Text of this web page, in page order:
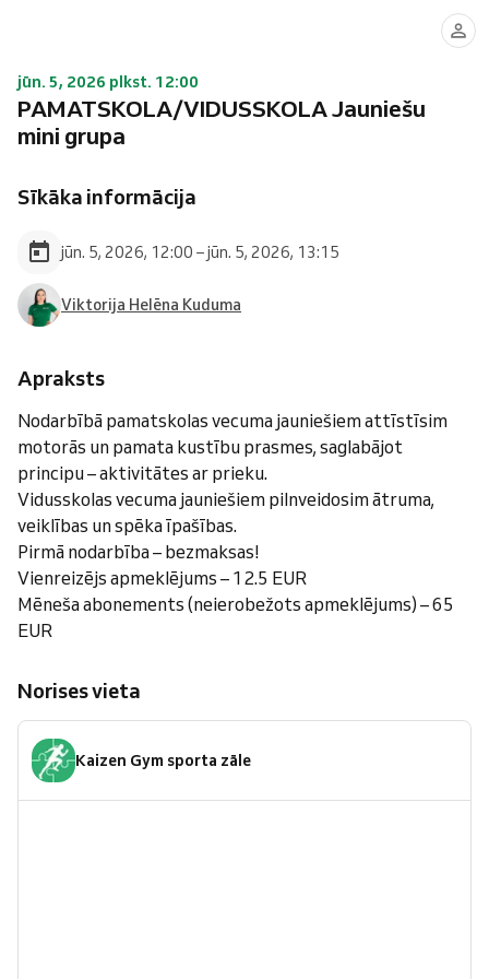
jūn. 5, 2026 plkst. 12:00
PAMATSKOLA/VIDUSSKOLA Jauniešu
mini grupa
Sīkāka informācija
jūn. 5, 2026, 12:00 – jūn. 5, 2026, 13:15
Viktorija Helēna Kuduma
Apraksts
Nodarbībā pamatskolas vecuma jauniešiem attīstīsim
motorās un pamata kustību prasmes, saglabājot
principu – aktivitātes ar prieku.
Vidusskolas vecuma jauniešiem pilnveidosim ātruma,
veiklības un spēka īpašības.
Pirmā nodarbība – bezmaksas!
Vienreizējs apmeklējums – 12.5 EUR
Mēneša abonements (neierobežots apmeklējums) – 65
EUR
Norises vieta
Kaizen Gym sporta zāle